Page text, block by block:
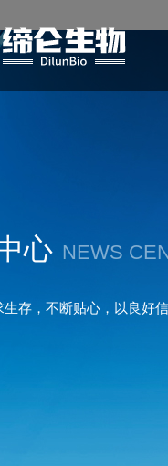
心 NEWS
生存，不断贴心，以良好